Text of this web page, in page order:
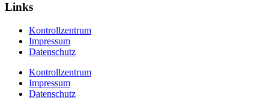
Links
Kontrollzentrum
Impressum
Datenschutz
Kontrollzentrum
Impressum
Datenschutz